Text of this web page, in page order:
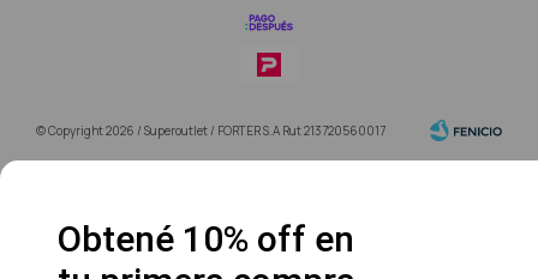
© Copyright 2026 / Superoutlet / FORTER S.A Rut 213720560017
Obtené 10% off en